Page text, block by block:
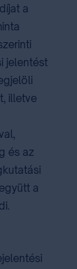
a
jelentést
illetve
és az
a